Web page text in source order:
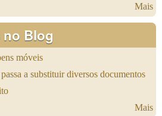
Mais
no Blog
móveis
a substituir diversos documentos
Mais